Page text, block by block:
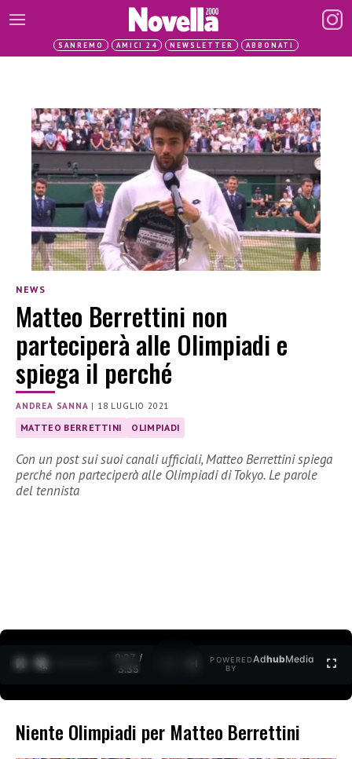
SANREMO AMICI 24 NEWSLETTER ABBONATI
NEWS
Matteo Berrettini non
parteciperà alle Olimpiadi e
spiega il perché
ANDREA SANNA | 18 LUGLIO 2021
MATTEO BERRETTINI OLIMPIADI
Con un post sui suoi canali ufficiali, Matteo Berrettini spiega
perché non parteciperà alle Olimpiadi di Tokyo. Le parole
del tennista
0:27 /
3:35
POWERED
BY
AdhubMedia
Niente Olimpiadi per Matteo Berrettini